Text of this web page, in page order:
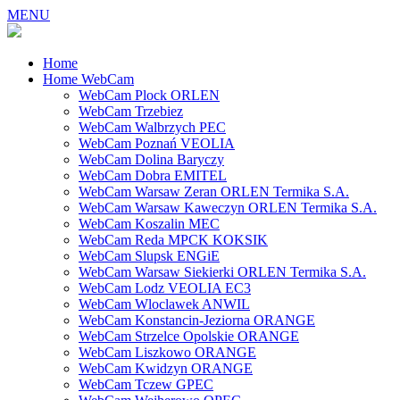
MENU
Home
Home WebCam
WebCam Plock ORLEN
WebCam Trzebiez
WebCam Walbrzych PEC
WebCam Poznań VEOLIA
WebCam Dolina Baryczy
WebCam Dobra EMITEL
WebCam Warsaw Zeran ORLEN Termika S.A.
WebCam Warsaw Kaweczyn ORLEN Termika S.A.
WebCam Koszalin MEC
WebCam Reda MPCK KOKSIK
WebCam Slupsk ENGiE
WebCam Warsaw Siekierki ORLEN Termika S.A.
WebCam Lodz VEOLIA EC3
WebCam Wloclawek ANWIL
WebCam Konstancin-Jeziorna ORANGE
WebCam Strzelce Opolskie ORANGE
WebCam Liszkowo ORANGE
WebCam Kwidzyn ORANGE
WebCam Tczew GPEC